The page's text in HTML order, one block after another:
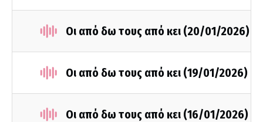
Οι από δω τους από κει (20/01/2026)
Οι από δω τους από κει (19/01/2026)
Οι από δω τους από κει (16/01/2026)